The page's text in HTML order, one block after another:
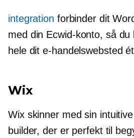
integration forbinder dit
med din Ecwid-konto, så
hele dit e-handelswebsted
Wix
Wix skinner med sin intuitive
builder, der er perfekt til